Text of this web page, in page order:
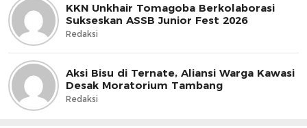
KKN Unkhair Tomagoba Berkolaborasi
Sukseskan ASSB Junior Fest 2026
Redaksi
Aksi Bisu di Ternate, Aliansi Warga Kawasi
Desak Moratorium Tambang
Redaksi